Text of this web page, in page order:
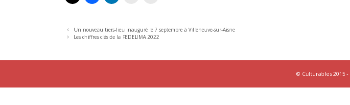
Un nouveau tiers-lieu inauguré le 7 septembre à Villeneuve-sur-Aisne
Les chiffres clés de la FEDELIMA 2022
© Culturables 2015 -